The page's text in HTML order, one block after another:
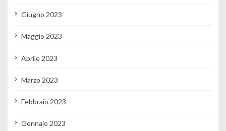
Giugno 2023
Maggio 2023
Aprile 2023
Marzo 2023
Febbraio 2023
Gennaio 2023